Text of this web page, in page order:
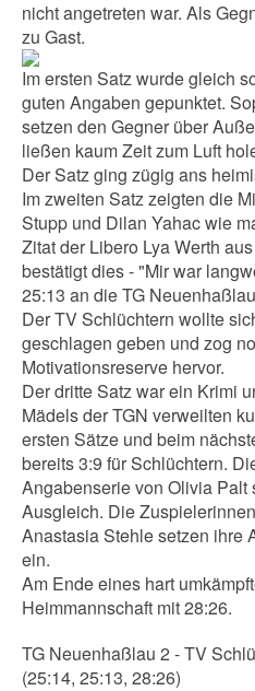
nicht angetreten war. Als
zu Gast.
Im ersten Satz wurde gleich
guten Angaben gepunktet.
setzen den Gegner über
ließen kaum Zeit zum Luft
Der Satz ging zügig ans
Im zweiten Satz zeigten die
Stupp und Dilan Yahac wie
Zitat der Libero Lya Werth
bestätigt dies - "Mir war
25:13 an die TG
Der TV Schlüchtern wollte
geschlagen geben und zog
Motivationsreserve hervor.
Der dritte Satz war ein Krimi
Mädels der TGN verweilten
ersten Sätze und beim
bereits 3:9 für Schlüchtern.
Angabenserie von Olivia Palt
Ausgleich. Die
Anastasia Stehle setzen ihre
ein.
Am Ende eines hart
Heimmannschaft mit 28:26.
TG Neuenhaßlau 2 - TV
(25:14, 25:13, 28:26)